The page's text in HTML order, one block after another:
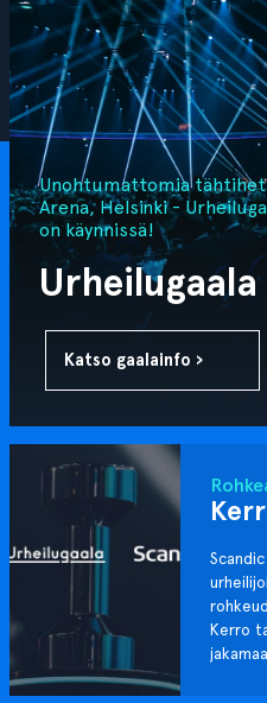
Unohtumattomia
Arena, Helsinki -
on käynnissä!
Katso gaalainfo ›
Kerro